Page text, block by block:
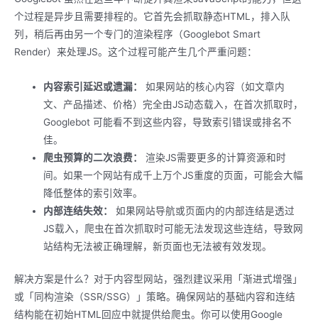
个过程是异步且需要排程的。它首先会抓取静态HTML，排入队
列，稍后再由另一个专门的渲染程序（Googlebot Smart
Render）来处理JS。这个过程可能产生几个严重问题：
内容索引延迟或遗漏：
如果网站的核心内容（如文章内
文、产品描述、价格）完全由JS动态载入，在首次抓取时，
Googlebot 可能看不到这些内容，导致索引错误或排名不
佳。
爬虫预算的二次浪费：
渲染JS需要更多的计算资源和时
间。如果一个网站有成千上万个JS重度的页面，可能会大幅
降低整体的索引效率。
内部连结失效：
如果网站导航或页面内的内部连结是透过
JS载入，爬虫在首次抓取时可能无法发现这些连结，导致网
站结构无法被正确理解，新页面也无法被有效发现。
解决方案是什么？对于内容型网站，强烈建议采用「渐进式增强」
或「同构渲染（SSR/SSG）」策略。确保网站的基础内容和连结
结构能在初始HTML回应中就提供给爬虫。你可以使用Google